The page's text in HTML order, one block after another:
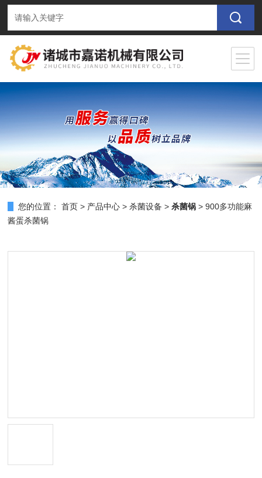
您的位置： 首页 > 产品中心 >杀菌设备 >杀菌锅 > 900多功能麻
酱蛋杀菌锅